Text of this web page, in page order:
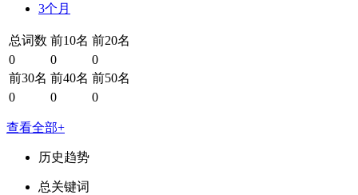
3个月
总词数 前10名 前20名
0
0
0
前30名 前40名 前50名
0
0 0
查看全部+
历史趋势
总关键词